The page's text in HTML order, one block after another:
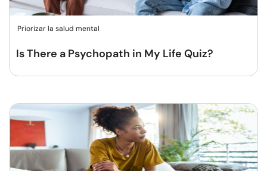
Priorizar la salud mental
Is There a Psychopath in My Life Quiz?